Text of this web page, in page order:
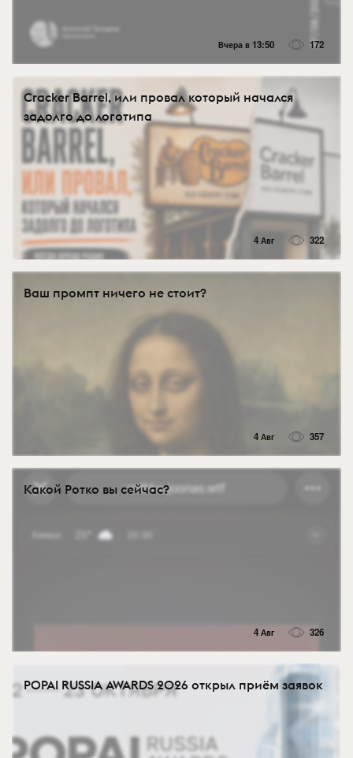
Вчера в 13:50 172
Cracker Barrel, или провал который начался
задолго до логотипа
4 Авг 322
Ваш промпт ничего не стоит?
4 Авг 357
Какой Ротко вы сейчас?
4 Авг 326
POPAI RUSSIA AWARDS 2026 открыл приём заявок